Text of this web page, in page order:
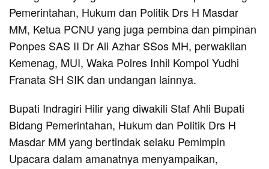
Pemerintahan, Hukum dan Politik Drs H Masdar
MM, Ketua PCNU yang juga pembina dan pimpinan
Ponpes SAS II Dr Ali Azhar SSos MH, perwakilan
Kemenag, MUI, Waka Polres Inhil Kompol Yudhi
Franata SH SIK dan undangan lainnya.
Bupati Indragiri Hilir yang diwakili Staf Ahli Bupati
Bidang Pemerintahan, Hukum dan Politik Drs H
Masdar MM yang bertindak selaku Pemimpin
Upacara dalam amanatnya menyampaikan,